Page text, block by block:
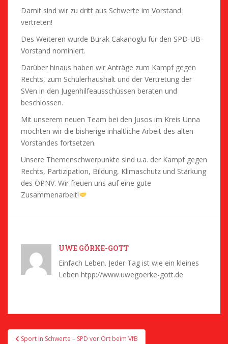
Damit sind wir zu dritt aus Schwerte im Vorstand
vertreten!
Des Weiteren wurde Burak Cakanoglu für den SPD-UB-
Vorstand nominiert.
Darüber hinaus haben wir Anträge zum Kampf gegen
Rechts, zum Schülerhaushalt und der Vertretung der
SVen in den Jugenhilfeausschüssen beraten und
beschlossen.
Mit unserem neuen Team bei den Jusos im Kreis Unna
möchten wir die bisherige inhaltliche Arbeit des alten
Vorstandes fortsetzen.
Unsere Themenschwerpunkte sind u.a. der Kampf gegen
Rechts, Partizipation, Bildung, Klimaschutz und Stärkung
des ÖPNV. Wir freuen uns auf eine gute
Zusammenarbeit!
UWE GÖRKE-GOTT
Einfach Leben. Jeder Tag ist wie ein kleines
Leben htpp://www.uwegoerke-gott.de
Beitragsnavigation
Sport in Schwerte – SPD vor Ort beim VfB